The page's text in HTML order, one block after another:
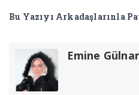
Bu Yazıyı Arkadaşlarınla
Emine